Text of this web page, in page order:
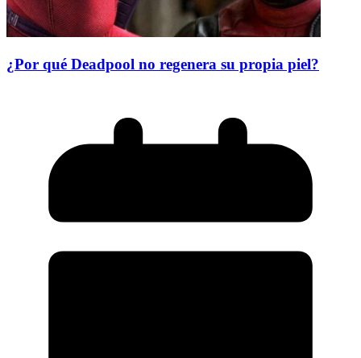
¿Por qué Deadpool no regenera su propia piel?